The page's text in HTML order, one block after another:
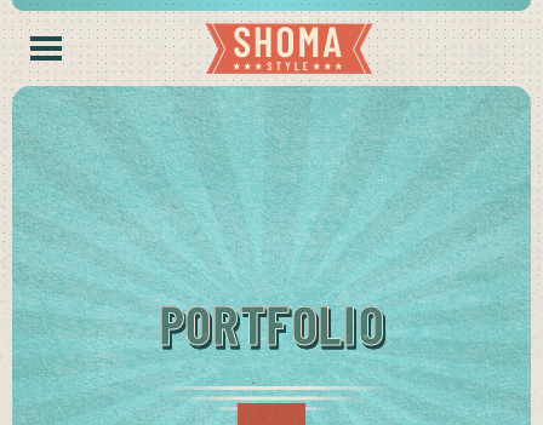
PORTFOLIO